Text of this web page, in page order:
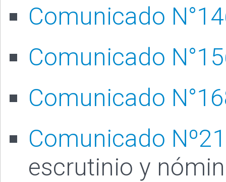
Comunicado
Comunicado
Comunicado
Comunicado
escrutinio y